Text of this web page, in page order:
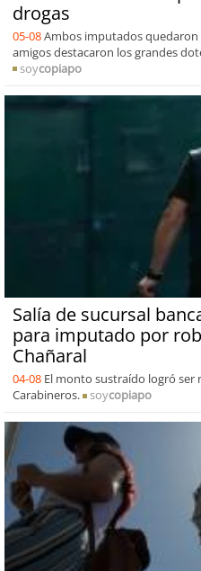
drogas
05-08Ambos imputados
amigos destacaron los grandes
soycopiapo
Salía de sucursal
para imputado por
Chañaral
04-08 El monto sustraído logró ser
Carabineros.
soycopiapo